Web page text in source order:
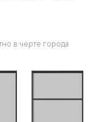
в черте города